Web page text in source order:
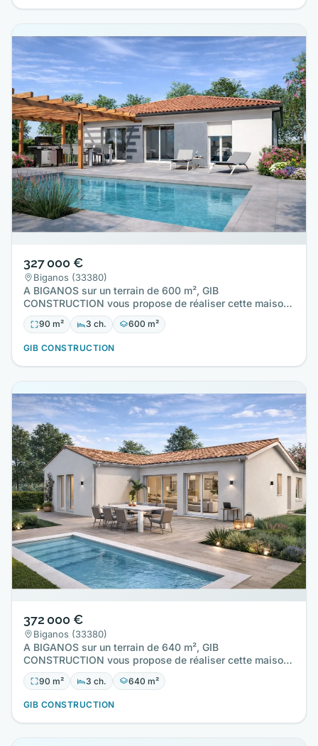
327 000 €
Biganos (33380)
A BIGANOS sur un terrain de 600 m², GIB
CONSTRUCTION vous propose de réaliser cette maison
neuve d'une surface de 90 m²…
90 m² 3 ch. 600 m²
GIB CONSTRUCTION
372 000 €
Biganos (33380)
A BIGANOS sur un terrain de 640 m², GIB
CONSTRUCTION vous propose de réaliser cette maison
neuve d'une surface de 90 m²…
90 m² 3 ch. 640 m²
GIB CONSTRUCTION